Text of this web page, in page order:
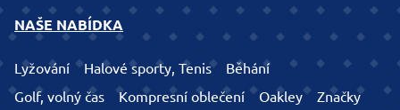
NAŠE NABÍDKA
Lyžování Halové sporty, Tenis
Běhání
Golf, volný čas
Kompresní oblečení Oakley
Značky